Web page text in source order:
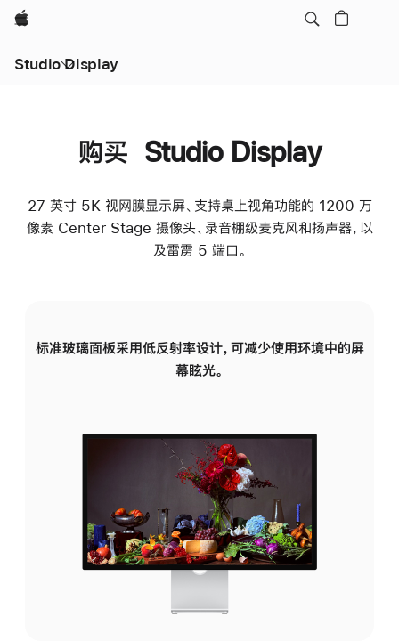
Apple
Studio Display
购买 Studio Display
27 英寸 5K 视网膜显示屏、支持桌上视角功能的 1200 万
像素 Center Stage 摄像头、录音棚级麦克风和扬声器，以
及雷雳 5 端口。
标准玻璃面板采用低反射率设计，可减少使用环境中的屏
幕眩光。